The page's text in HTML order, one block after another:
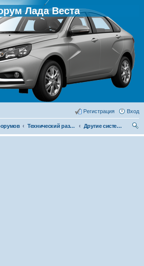
Лада Веста
Вход
Регистрация
Технический раздел
Другие системы
ои